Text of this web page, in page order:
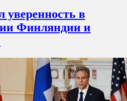
уверенность в
Финляндии и